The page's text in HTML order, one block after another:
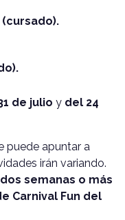
(cursado).
de julio y del 24
puede apuntar a
irán variando.
semanas o más
Carnival Fun del